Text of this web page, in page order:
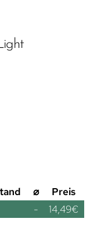
⌀
Preis
- 14,49€